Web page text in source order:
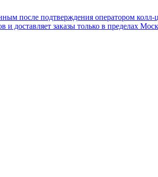
после подтверждения оператором колл-
и доставляет заказы только в пределах